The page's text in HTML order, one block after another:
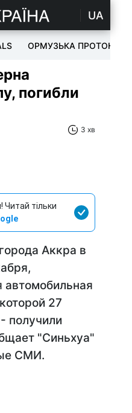
UA
ОРМУЗЬКА ПРОТОКА
погибли
3 хв
Читай тільки
Аккра в
автомобильная
27
получили
"Синьхуа"
СМИ.